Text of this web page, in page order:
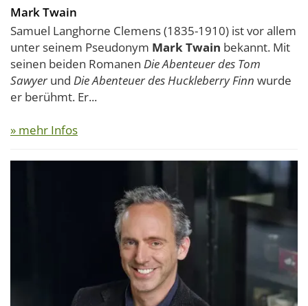
Mark Twain
Samuel Langhorne Clemens (1835-1910) ist vor allem
unter seinem Pseudonym Mark Twain bekannt. Mit
seinen beiden Romanen Die Abenteuer des Tom
Sawyerund Die Abenteuer des Huckleberry Finn wurde
er berühmt. Er...
» mehr Infos